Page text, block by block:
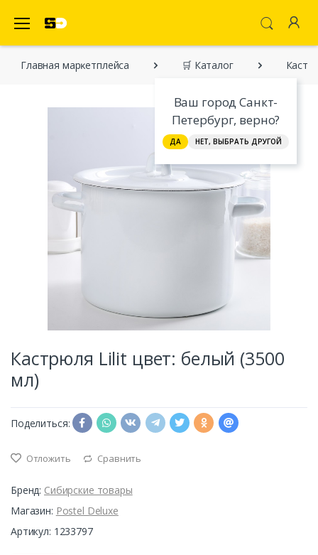
Ваш город Санкт-
Петербург, верно?
ДА НЕТ, ВЫБРАТЬ ДРУГОЙ
Главная марĸетплейса 🛒 Каталог
Кастрюля Lilit цвет: белый (3500
мл)
Поделиться:
Отложить Сравнить
Бренд: Сибирские товары
Магазин: Postel Deluxe
Артикул: 1233797